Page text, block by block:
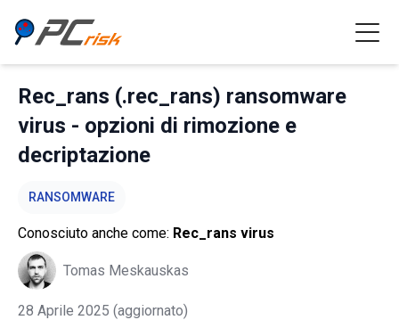
Rec_rans (.rec_rans) ransomware
virus - opzioni di rimozione e
decriptazione
RANSOMWARE
Conosciuto anche come: Rec_rans virus
Tomas Meskauskas
28 Aprile 2025 (aggiornato)